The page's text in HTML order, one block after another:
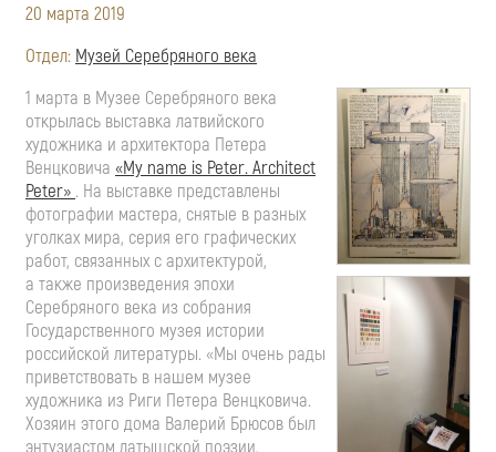
20 марта 2019
Отдел: Музей Серебряного века
1 марта в Музее Серебряного века
открылась выставка латвийского
художника и архитектора Петера
Венцковича «My name is Peter. Architect
Peter» . На выставке представлены
фотографии мастера, снятые в разных
уголках мира, серия его графических
работ, связанных с архитектурой,
а также произведения эпохи
Серебряного века из собрания
Государственного музея истории
российской литературы. «Мы очень рады
приветствовать в нашем музее
художника из Риги Петера Венцковича.
Хозяин этого дома Валерий Брюсов был
энтузиастом латышской поэзии,